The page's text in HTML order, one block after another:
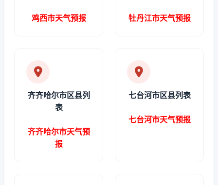
鸡西市天气预报 牡丹江市天气预报
齐齐哈尔市区县列
表
齐齐哈尔市天气预
报
七台河市区县列表
七台河市天气预报